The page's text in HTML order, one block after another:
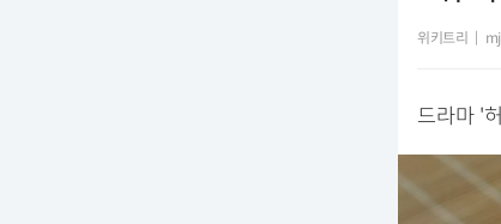
위키트리
드라마 '